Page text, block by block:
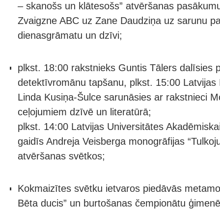
– skanošs un klātesošs” atvēršanas
Zvaigzne ABC uz Zane Daudziņa uz sarunu
dienasgrāmatu un dzīvi;
plkst. 18:00 rakstnieks Guntis Tālers dalīsies
detektīvromānu tapšanu, plkst. 15:00 Latvijas
Linda Kusiņa-Šulce sarunāsies ar rakstnieci
ceļojumiem dzīvē un literatūrā;
plkst. 14:00 Latvijas Universitātes
gaidīs Andreja Veisberga monogrāfijas
atvēršanas svētkos;
Kokmaizītes svētku ietvaros piedāvās
Bēta ducis” un burtošanas čempionātu